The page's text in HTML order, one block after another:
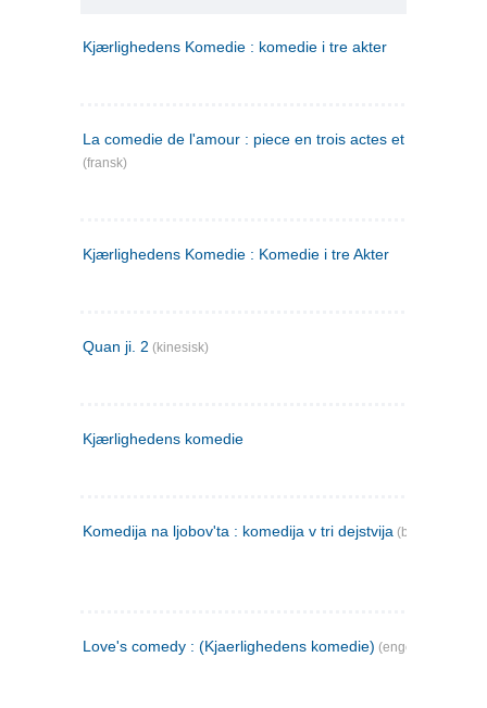
Kjærlighedens Komedie : komedie i tre akter
La comedie de l'amour : piece en trois actes et en vers
(fransk)
Kjærlighedens Komedie : Komedie i tre Akter
Quan ji. 2 (kinesisk)
Kjærlighedens komedie
Komedija na ljobov'ta : komedija v tri dejstvija (bulgarsk)
Love's comedy : (Kjaerlighedens komedie) (engelsk)